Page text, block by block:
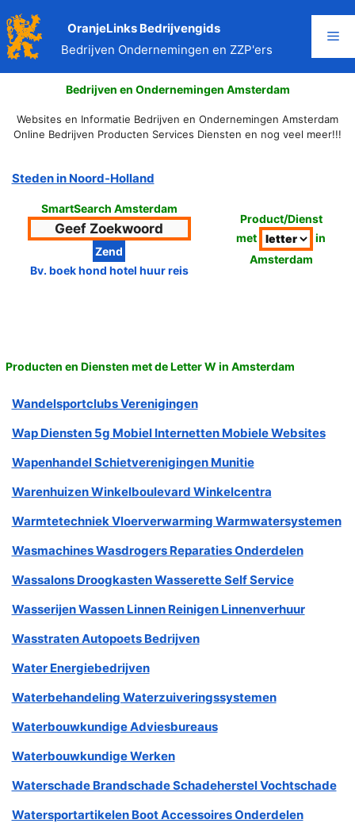
naar
de
inhoud
OranjeLinks Bedrijvengids
Bedrijven Ondernemingen en ZZP'ers
Bedrijven en Ondernemingen Amsterdam
Websites en Informatie Bedrijven en Ondernemingen Amsterdam
Online Bedrijven Producten Services Diensten en nog veel meer!!!
Steden in Noord-Holland
SmartSearch Amsterdam
Bv. boek hond hotel huur reis
Product/Dienst
met
in
Amsterdam
Producten en Diensten met de Letter W in Amsterdam
Wandelsportclubs Verenigingen
Wap Diensten 5g Mobiel Internetten Mobiele Websites
Wapenhandel Schietverenigingen Munitie
Warenhuizen Winkelboulevard Winkelcentra
Warmtetechniek Vloerverwarming Warmwatersystemen
Wasmachines Wasdrogers Reparaties Onderdelen
Wassalons Droogkasten Wasserette Self Service
Wasserijen Wassen Linnen Reinigen Linnenverhuur
Wasstraten Autopoets Bedrijven
Water Energiebedrijven
Waterbehandeling Waterzuiveringssystemen
Waterbouwkundige Adviesbureaus
Waterbouwkundige Werken
Waterschade Brandschade Schadeherstel Vochtschade
Watersportartikelen Boot Accessoires Onderdelen